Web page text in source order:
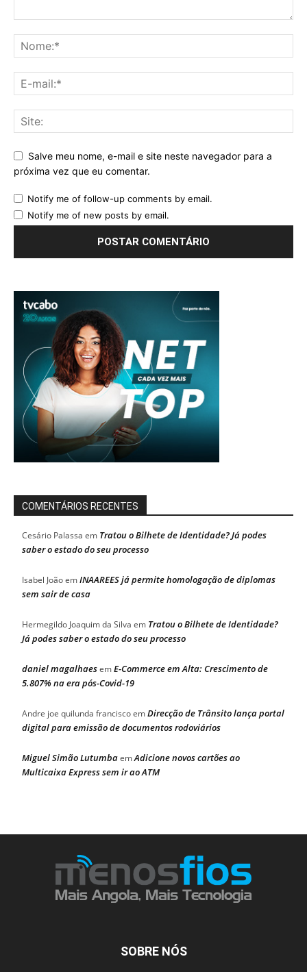
Salve meu nome, e-mail e site neste navegador para a
próxima vez que eu comentar.
Notify me of follow-up comments by email.
Notify me of new posts by email.
COMENTÁRIOS RECENTES
Cesário Palassa em Tratou o Bilhete de Identidade? Já podes
saber o estado do seu processo
Isabel JoãoemINAAREES já permite homologação de diplomas
sem sair de casa
Hermegildo Joaquim da Silva em Tratou o Bilhete de Identidade?
Já podes saber o estado do seu processo
daniel magalhaesemE-Commerce em Alta: Crescimento de
5.807% na era pós-Covid-19
Andre joe quilunda franciscoemDirecção de Trânsito lança portal
digital para emissão de documentos rodoviários
Miguel Simão LutumbaemAdicione novos cartões ao
Multicaixa Express sem ir ao ATM
SOBRE NÓS